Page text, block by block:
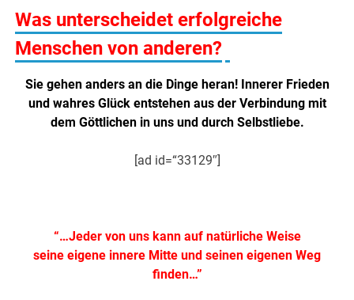
Was unterscheideterfolgreiche
Menschen von anderen?
Sie gehen anders an die Dinge heran! Innerer Frieden
und wahres Glück entstehen aus der Verbindung mit
dem Göttlichen in uns und durch Selbstliebe.
[ad id=“33129″]
“…Jeder von uns kann auf natürliche Weise
seine eigene innere Mitte und seinen eigenen Weg
finden…”